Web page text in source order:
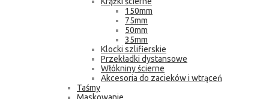
150mm
75mm
50mm
35mm
Klocki szlifierskie
Przekładki dystansowe
Włókniny ścierne
Akcesoria do zacieków i wtrąceń
Taśmy